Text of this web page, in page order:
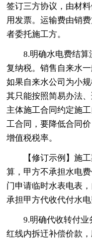
签订三方协议，由材
用发票。运输费由销
者委托施工方。
8.明确水电费结
复纳税。销售自来水
如果自来水公司为小
其只能按照简易办法
主体施工合同约定施
工合同，要降低合同
增值税税率。
【修订示例】施
算，甲方不承担水电
门申请临时水表电表
承担甲方代收代付水电
9.明确代收转付
红线内拆迀补偿价款